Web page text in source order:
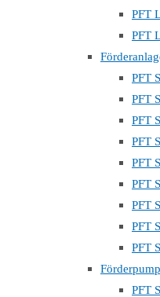
PFT
PFT
PFT
PFT
PFT
PFT
PFT
PFT
PFT
PFT
PFT
PFT